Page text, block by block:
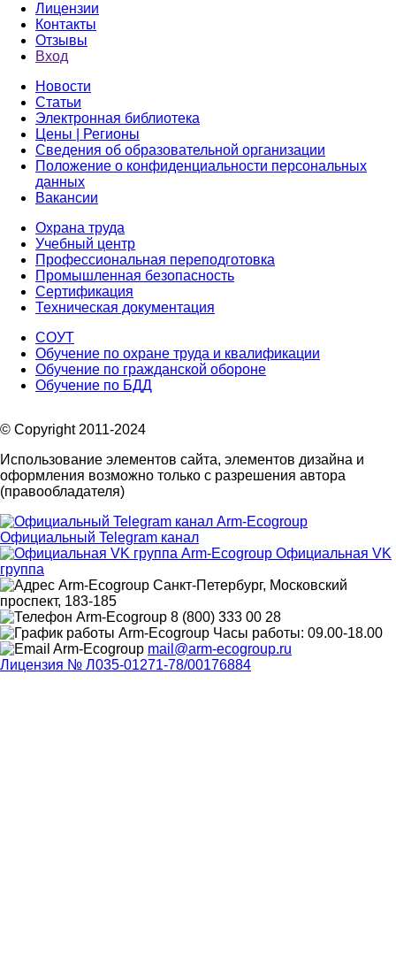
Лицензии
Контакты
Отзывы
Вход
Новости
Статьи
Электронная библиотека
Цены | Регионы
Сведения об образовательной организации
Положение о конфиденциальности персональных
данных
Вакансии
Охрана труда
Учебный центр
Профессиональная переподготовка
Промышленная безопасность
Сертификация
Техническая документация
СОУТ
Обучение по охране труда и квалификации
Обучение по гражданской обороне
Обучение по БДД
© Copyright 2011-2024
Использование элементов сайта, элементов дизайна и
оформления возможно только с разрешения автора
(правообладателя)
Официальный Telegram канал
Официальная VK
группа
Санкт-Петербург, Московский
проспект, 183-185
8 (800) 333 00 28
Часы работы: 09.00-18.00
mail@arm-ecogroup.ru
Лицензия № Л035-01271-78/00176884